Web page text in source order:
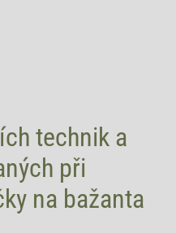
technik a
při
na bažanta